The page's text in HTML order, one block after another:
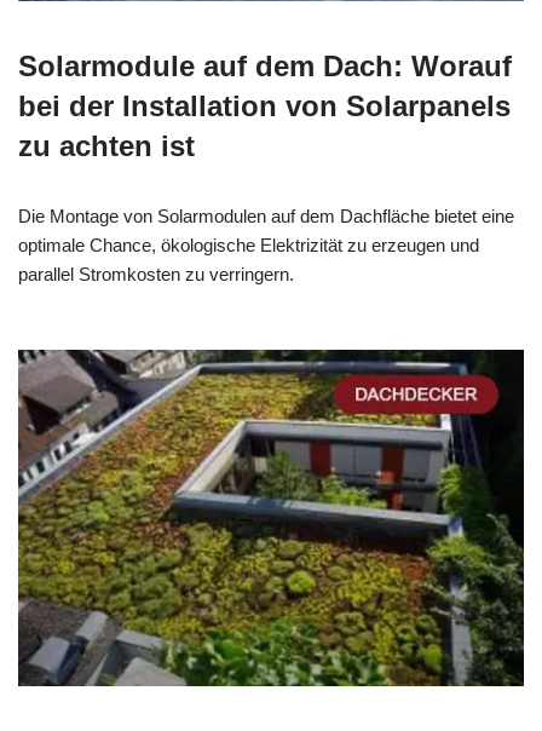
Solarmodule auf dem Dach: Worauf
bei der Installation von Solarpanels
zu achten ist
Die Montage von Solarmodulen auf dem Dachfläche bietet eine
optimale Chance, ökologische Elektrizität zu erzeugen und
parallel Stromkosten zu verringern.